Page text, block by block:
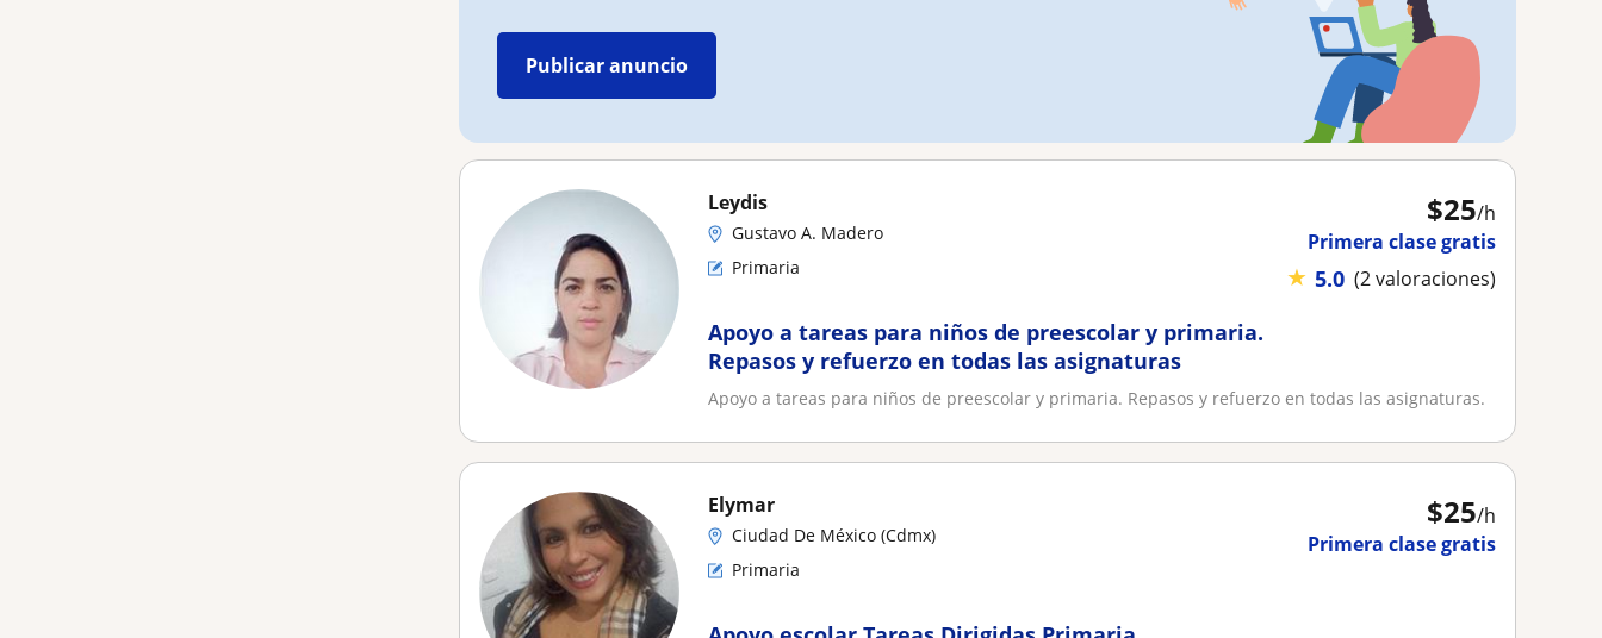
Publicar anuncio
$25/h
Primera clase gratis
★ 5.0 (2 valoraciones)
Leydis
Gustavo A. Madero
Primaria
Apoyo a tareas para niños de preescolar y primaria.
Repasos y refuerzo en todas las asignaturas
Apoyo a tareas para niños de preescolar y primaria. Repasos y refuerzo en todas las asignaturas.
$25/h
Primera clase gratis
Elymar
Ciudad De México (Cdmx)
Primaria